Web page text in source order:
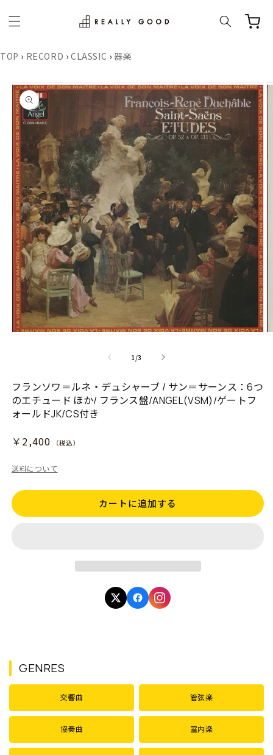
ンツに
進む
TOP › RECORD › CLASSIC › 器楽
商品情
報にス
キップ
モ
で
メ
デ
ィ
(1)
開
く
1 /の
3
フランソワ＝ルネ・デュシャーブ / サン＝サーンス：6つ
のエチュード ほか/ フランス盤/ANGEL(VSM)/ゲートフ
ォールドJK/CS付き
通
価
格
￥2,400 （税込）
送料について
カートに追加する
GENRES
交響曲 管弦楽
協奏曲 室内楽